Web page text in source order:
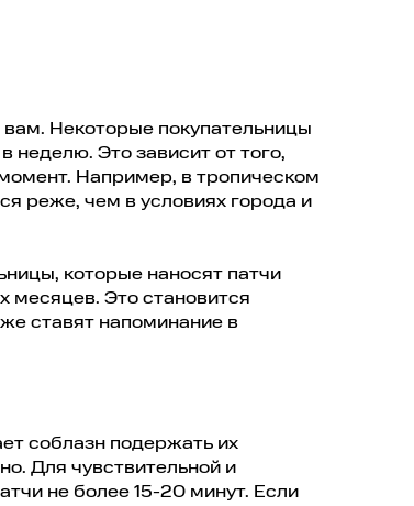
Некоторые покупательницы
неделю. Это зависит от того,
Например, в тропическом
реже, чем в условиях города и
которые наносят патчи
месяцев. Это становится
ставят напоминание в
соблазн подержать их
Для чувствительной и
не более 15-20 минут. Если